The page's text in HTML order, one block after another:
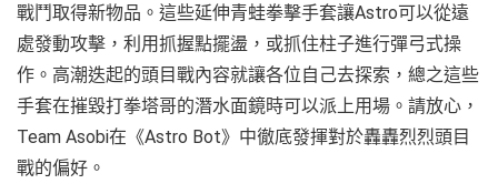
戰鬥取得新物品。這些延伸青蛙拳擊手套讓Astro可以從遠
處發動攻擊，利用抓握點擺盪，或抓住柱子進行彈弓式操
作。高潮迭起的頭目戰內容就讓各位自己去探索，總之這些
手套在摧毀打拳塔哥的潛水面鏡時可以派上用場。請放心，
Team Asobi在《Astro Bot》中徹底發揮對於轟轟烈烈頭目
戰的偏好。